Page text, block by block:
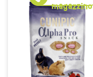
magazzino